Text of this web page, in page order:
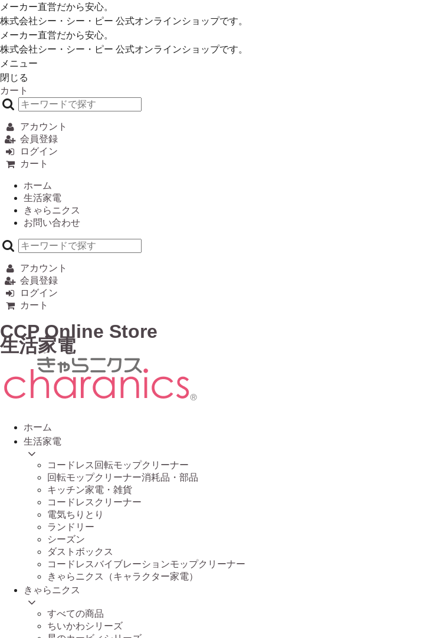
メーカー直営だから安心。
株式会社シー・シー・ピー 公式オンラインショップです。
メーカー直営だから安心。
株式会社シー・シー・ピー 公式オンラインショップです。
メニュー
閉じる
カート
アカウント
会員登録
ログイン
カート
ホーム
生活家電
きゃらニクス
お問い合わせ
アカウント
会員登録
ログイン
カート
CCP Online Store
生活家電
ホーム
生活家電
コードレス回転モップクリーナー
回転モップクリーナー消耗品・部品
キッチン家電・雑貨
コードレスクリーナー
電気ちりとり
ランドリー
シーズン
ダストボックス
コードレスバイブレーションモップクリーナー
きゃらニクス（キャラクター家電）
きゃらニクス
すべての商品
ちいかわシリーズ